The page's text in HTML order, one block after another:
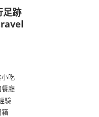
足跡
小吃
餐廳
驗
箱